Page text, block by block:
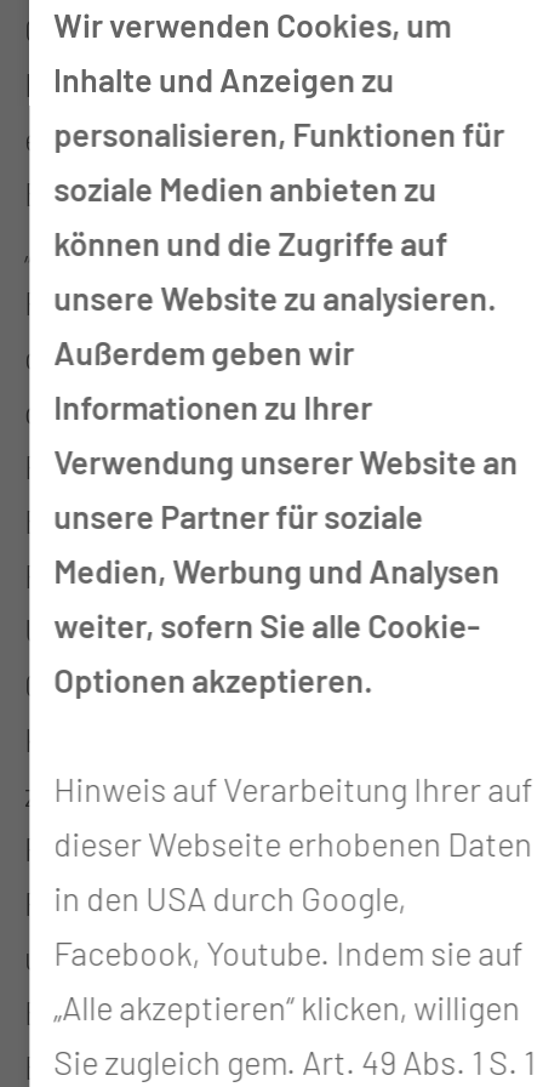
Computertomographie über > 6
Monate, um die Grundlagen zu
erlernen. Während dieser Zeit
Besuch des Spezialkurses
„Computertomographie“ wie in der
Fachkunderichtlinie zum Erwerb
der „Fachkunde im Strahlenschutz“
gefordert. Nachfolgend
Fortsetzung der Weiterbildung im
Bereich konventionelle
Röntgendiagnostik,
Ultraschalldiagnostik oder/und
Computertomographie um die
Kenntnisse und Fähigkeiten weiter
zu vertiefen. Erlernen der Ätiologie,
Pathophysiologie und
Pathogenese von Krankheiten
unter besonderer
Berücksichtigung der
Bildgebenden Verfahren.
Wir verwenden Cookies, um
Inhalte und Anzeigen zu
personalisieren, Funktionen für
soziale Medien anbieten zu
können und die Zugriffe auf
unsere Website zu analysieren.
Außerdem geben wir
Informationen zu Ihrer
Verwendung unserer Website an
unsere Partner für soziale
Medien, Werbung und Analysen
weiter, sofern Sie alle Cookie-
Optionen akzeptieren.
Hinweis auf Verarbeitung Ihrer auf
dieser Webseite erhobenen Daten
in den USA durch Google,
Facebook, Youtube. Indem sie auf
„Alle akzeptieren“ klicken, willigen
Sie zugleich gem. Art. 49 Abs. 1 S. 1